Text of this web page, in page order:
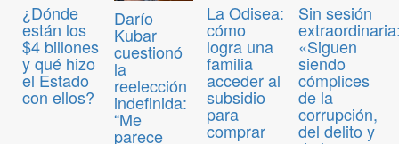
¿Dónde
están los
$4 billones
y qué hizo
el Estado
con ellos?
Darío
Kubar
cuestionó
la
reelección
indefinida:
“Me
parece
La Odisea:
cómo
logra una
familia
acceder al
subsidio
para
comprar
Sin sesión
«Siguen
siendo
cómplices
de la
corrupción,
del delito y